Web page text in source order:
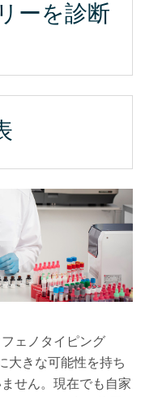
ーを診断
ェノタイピング
大きな可能性を持ち
せん。現在でも自家